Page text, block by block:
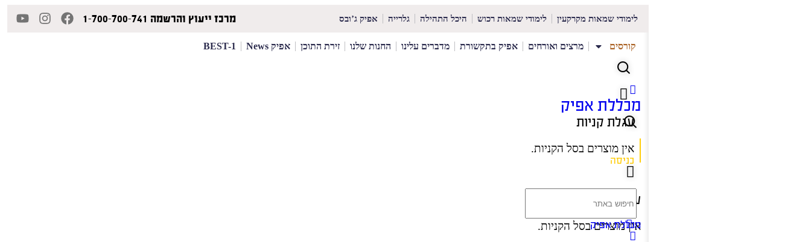
לימודי שמאות מקרקעין לימודי שמאות רכוש היכל התהילה גלרייה אפיק ג’ובס מרכז ייעוץ והרשמה 1-700-700-741
קורסים מרצים ואורחים אפיק בתקשורת מדברים עלינו החנות שלנו זירת התוכן אפיק News BEST-1
עגלת קניות
אין מוצרים בסל הקניות.
כניסה
מכללת אפיק
עגלת קניות
אין מוצרים בסל הקניות.
מכללת אפיק